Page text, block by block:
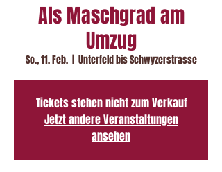
Als Maschgrad am
Umzug
So., 11. Feb.
  |
Unterfeld bis Schwyzerstrasse
Tickets stehen nicht zum Verkauf
Jetzt andere Veranstaltungen
ansehen